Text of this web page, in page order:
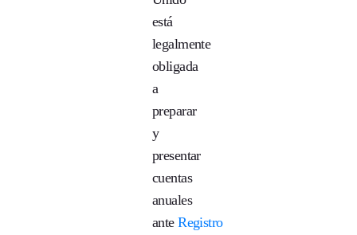
está
legalmente
obligada
a
preparar
y
presentar
cuentas
anuales
anteRegistro